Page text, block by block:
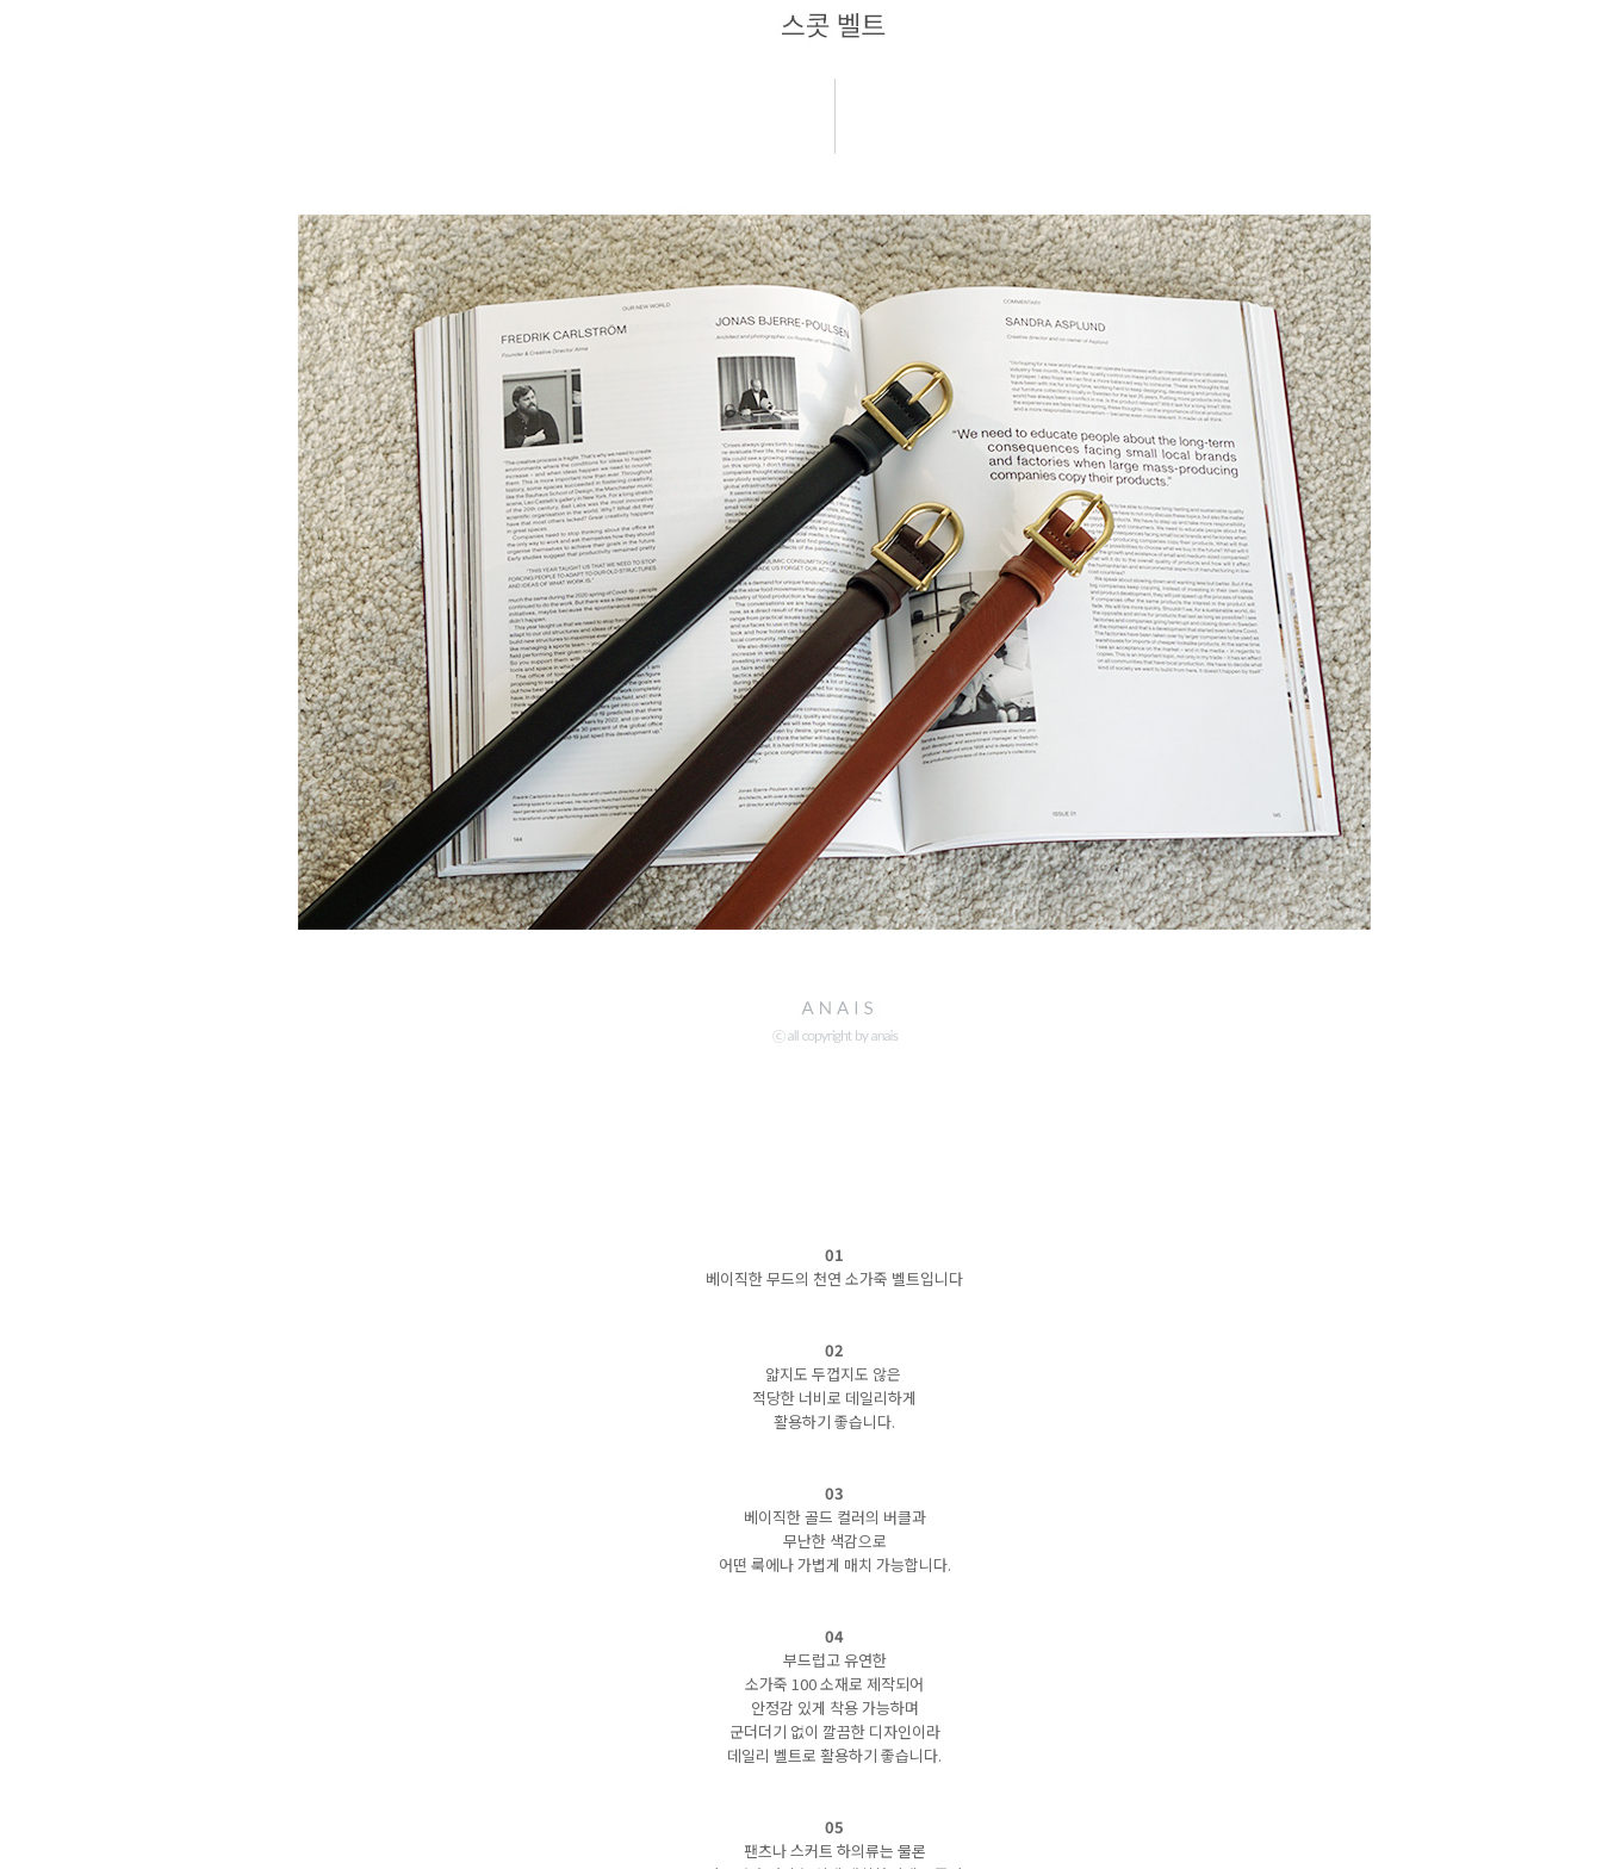
01
베이직한 무드의 천연 소가죽 벨트입니다
02
얇지도 두껍지도 않은
적당한 너비로 데일리하게
활용하기 좋습니다.
03
베이직한 골드 컬러의 버클과
무난한 색감으로
어떤 룩에나 가볍게 매치 가능합니다.
04
부드럽고 유연한
소가죽 100 소재로 제작되어
안정감 있게 착용 가능하며
군더더기 없이 깔끔한 디자인이라
데일리 벨트로 활용하기 좋습니다.
05
팬츠나 스커트 하의류는 물론